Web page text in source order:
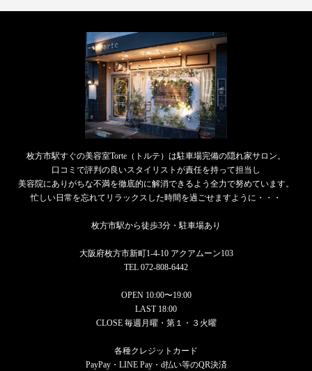
枚方市駅すぐの美容室Torte（トルテ）は駐車場完備の隠れ家サロン。
口コミで評判の良いスタイリストが責任を持って担当し
美容院にありがちな不満を徹底的に解消できるよう全力で努めています。
忙しい日常を忘れてリラックスした時間を過ごせますように・・・
枚方市駅から徒歩3分・駐車場あり
大阪府枚方市新町1-4-10 アクアムーン103
TEL 072-808-6442
OPEN 10:00〜19:00
LAST 18:00
CLOSE 毎週月曜・第１・３火曜
各種クレジットカード
PayPay・LINE Pay・d払い等のQR決済